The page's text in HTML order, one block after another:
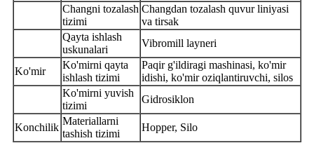
Changni tozalash
tizimi
Changdan tozalash quvur liniyasi
va tirsak
Qayta ishlash
uskunalari
Vibromill layneri
Ko'mir
Ko'mirni qayta
ishlash tizimi
Paqir g'ildiragi mashinasi, ko'mir
idishi, ko'mir oziqlantiruvchi, silos
Ko'mirni yuvish
tizimi
Gidrosiklon
Konchilik
Materiallarni
tashish tizimi
Hopper, Silo